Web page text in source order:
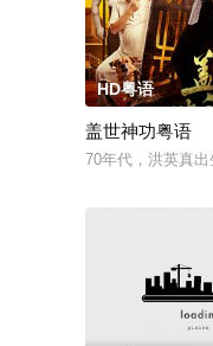
HD粤语
盖世神功粤语
70年代，洪英真